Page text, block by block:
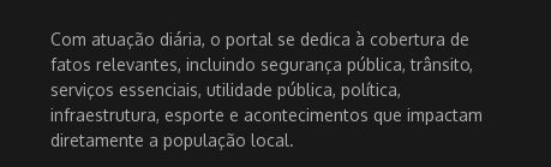
Com atuação diária, o portal se dedica à cobertura de
fatos relevantes, incluindo segurança pública, trânsito,
serviços essenciais, utilidade pública, política,
infraestrutura, esporte e acontecimentos que impactam
diretamente a população local.